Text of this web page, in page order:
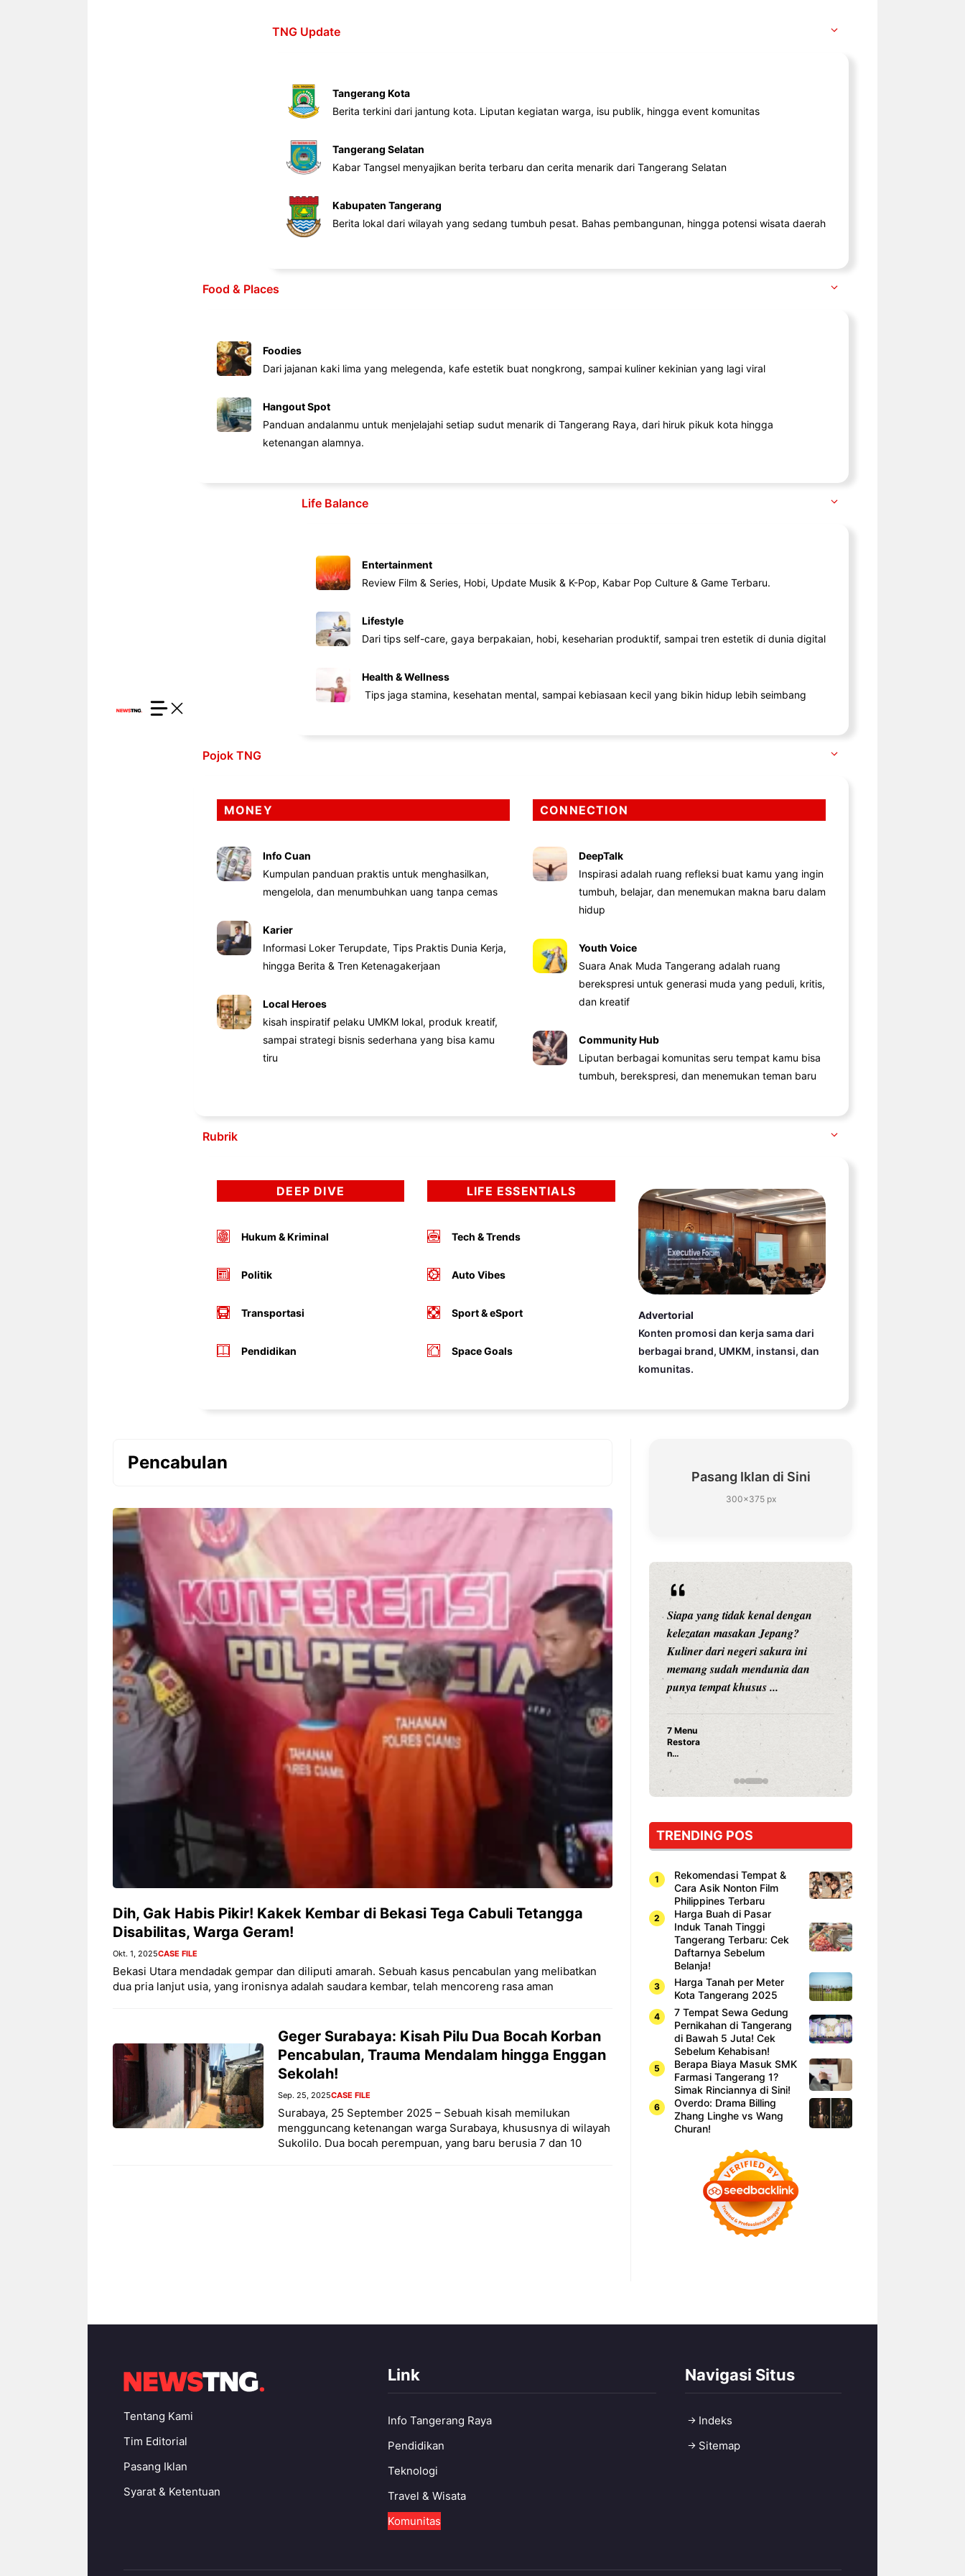
TNG Update
Tangerang Kota
Berita terkini dari jantung kota. Liputan kegiatan warga, isu publik, hingga event komunitas
Tangerang Selatan
Kabar Tangsel menyajikan berita terbaru dan cerita menarik dari Tangerang Selatan
Kabupaten Tangerang
Berita lokal dari wilayah yang sedang tumbuh pesat. Bahas pembangunan, hingga potensi wisata daerah
Food & Places
Foodies
Dari jajanan kaki lima yang melegenda, kafe estetik buat nongkrong, sampai kuliner kekinian yang lagi viral
Hangout Spot
Panduan andalanmu untuk menjelajahi setiap sudut menarik di Tangerang Raya, dari hiruk pikuk kota hingga
ketenangan alamnya.
Life Balance
Entertainment
Review Film & Series, Hobi, Update Musik & K-Pop, Kabar Pop Culture & Game Terbaru.
Lifestyle
Dari tips self-care, gaya berpakaian, hobi, keseharian produktif, sampai tren estetik di dunia digital
Health & Wellness
Tips jaga stamina, kesehatan mental, sampai kebiasaan kecil yang bikin hidup lebih seimbang
Pojok TNG
MONEY
Info Cuan
Kumpulan panduan praktis untuk menghasilkan,
mengelola, dan menumbuhkan uang tanpa cemas
Karier
Informasi Loker Terupdate, Tips Praktis Dunia Kerja,
hingga Berita & Tren Ketenagakerjaan
Local Heroes
kisah inspiratif pelaku UMKM lokal, produk kreatif,
sampai strategi bisnis sederhana yang bisa kamu
tiru
CONNECTION
DeepTalk
Inspirasi adalah ruang refleksi buat kamu yang ingin
tumbuh, belajar, dan menemukan makna baru dalam
hidup
Youth Voice
Suara Anak Muda Tangerang adalah ruang
berekspresi untuk generasi muda yang peduli, kritis,
dan kreatif
Community Hub
Liputan berbagai komunitas seru tempat kamu bisa
tumbuh, berekspresi, dan menemukan teman baru
Rubrik
DEEP DIVE
Hukum & Kriminal
Politik
Transportasi
Pendidikan
LIFE ESSENTIALS
Tech & Trends
Auto Vibes
Sport & eSport
Space Goals
Advertorial
Konten promosi dan kerja sama dari
berbagai brand, UMKM, instansi, dan
komunitas.
Pencabulan
Dih, Gak Habis Pikir! Kakek Kembar di Bekasi Tega Cabuli Tetangga
Disabilitas, Warga Geram!
Okt. 1, 2025CASE FILE
Bekasi Utara mendadak gempar dan diliputi amarah. Sebuah kasus pencabulan yang melibatkan
dua pria lanjut usia, yang ironisnya adalah saudara kembar, telah mencoreng rasa aman
Geger Surabaya: Kisah Pilu Dua Bocah Korban
Pencabulan, Trauma Mendalam hingga Enggan
Sekolah!
Sep. 25, 2025CASE FILE
Surabaya, 25 September 2025 – Sebuah kisah memilukan
mengguncang ketenangan warga Surabaya, khususnya di wilayah
Sukolilo. Dua bocah perempuan, yang baru berusia 7 dan 10
Pasang Iklan di Sini
300×375 px
Siapa sangka, dua nama besar di
dunia hiburan, Nunung Srimulat
dan Vicky Prasetyo, kini merambah
dunia kuliner dengan membuka
Nunung Srimulat & Vicky
Prasetyo Buka Restoran
Ayam Panggang! Cuma Rp
Bandung – Menyambut pergantian
tahun 2026, restoran all you can
eat Kakkoii All You Can Eat
Bandung menghadirkan
penawaran spesial ...
Sambut 2026, Kakkoii
Bandung Hadirkan Pesta All
You Can Eat Mulai Rp
145.000
Pernah gak sih kamu mulai
ngerjain sesuatu cuma buat iseng-
iseng, eh ternyata malah jadi
peluang bisnis yang
menguntungkan? Nah, itulah ...
Dari Iseng Jadi Cuan: Kisah
TUM_ATUL yang Ubah
Hampers Jadi Bisnis Kece
Siapa yang tidak kenal dengan
kelezatan masakan Jepang?
Kuliner dari negeri sakura ini
memang sudah mendunia dan
punya tempat khusus ...
7 Menu
Restora
n
yang
Dicoba,
Cuma
Sushi!
TRENDING POS
Rekomendasi Tempat &
Cara Asik Nonton Film
Philippines Terbaru
Harga Buah di Pasar
Induk Tanah Tinggi
Tangerang Terbaru: Cek
Daftarnya Sebelum
Belanja!
Harga Tanah per Meter
Kota Tangerang 2025
7 Tempat Sewa Gedung
Pernikahan di Tangerang
di Bawah 5 Juta! Cek
Sebelum Kehabisan!
Berapa Biaya Masuk SMK
Farmasi Tangerang 1?
Simak Rinciannya di Sini!
Overdo: Drama Billing
Zhang Linghe vs Wang
Churan!
Tentang Kami
Tim Editorial
Pasang Iklan
Syarat & Ketentuan
Link
Info Tangerang Raya
Pendidikan
Teknologi
Travel & Wisata
Komunitas
Navigasi Situs
Indeks
Sitemap